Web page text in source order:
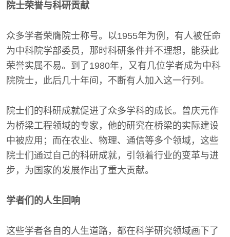
院士荣誉与科研贡献
众多学者荣膺院士称号。以1955年为例，有人被任命
为中科院学部委员，那时科研条件并不理想，能获此
荣誉实属不易。到了1980年，又有几位学者成为中科
院院士，此后几十年间，不断有人加入这一行列。
院士们的科研成就促进了众多学科的成长。曾庆元作
为桥梁工程领域的专家，他的研究在桥梁的实际建设
中被应用；而在农业、物理、通信等多个领域，这些
院士们通过自己的科研成就，引领着行业的变革与进
步，为国家的发展作出了重大贡献。
学者们的人生回响
这些学者各自的人生道路，都在科学研究领域画下了